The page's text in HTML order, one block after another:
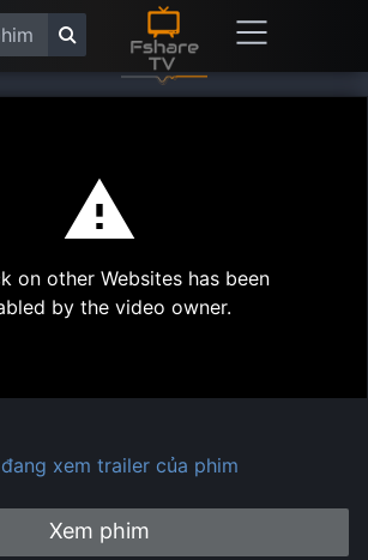
Play
on other Websites has been
by the video owner.
xem trailer của phim
Xem phim